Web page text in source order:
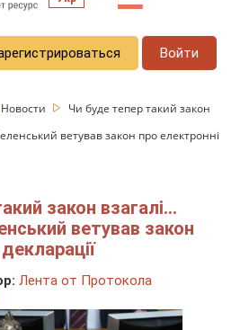
Войти
Новости
Чи буде тепер такий закон
ветував закон про електронні
закон взагалі...
ветував закон
Лента от Протокола